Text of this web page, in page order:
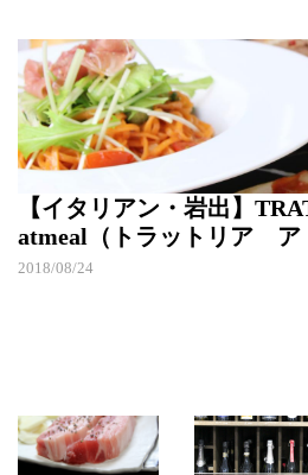
【イタリアン・岩出】
atmeal（トラットリア ア
2018/08/24